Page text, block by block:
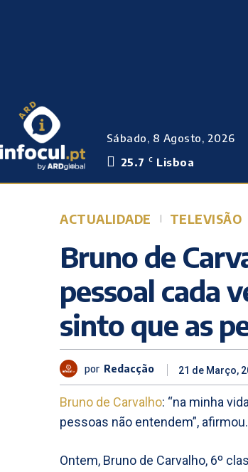
Sábado, 8 Agosto, 2026
25.7
C Lisboa
ACTUALIDADE TELEVISÃO
Bruno de
pessoal cada
sinto que as
por Redacção 21 de Março,
Bruno de Carvalho: “na minha
pessoas não entendem”, afirmou.
Ontem, Bruno de Carvalho, 6º